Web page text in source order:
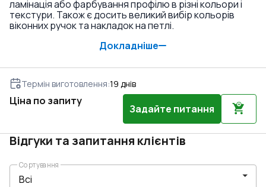
ламінація або фарбування профілю в різні кольори і
текстури. Також є досить великий вибір кольорів
віконних ручок та накладок на петлі.
Докладніше
Термін виготовлення:19 днів
Ціна по запиту
Задайте питання
Відгуки та запитання клієнтів
Сортування